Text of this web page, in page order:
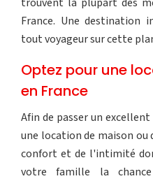
France. Une destination
tout voyageur sur cette
Optez pour une
en France
Afin de passer un
une location de maison
confort et de l'intimité
votre famille la